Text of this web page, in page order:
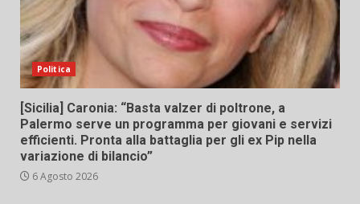
Politica
[Sicilia] Caronia: “Basta valzer di poltrone, a
Palermo serve un programma per giovani e servizi
efficienti. Pronta alla battaglia per gli ex Pip nella
variazione di bilancio”
6 Agosto 2026